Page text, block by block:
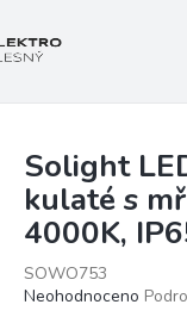
Solight
kulaté s
4000K,
SOWO753
Průměrné
Neohodnoceno